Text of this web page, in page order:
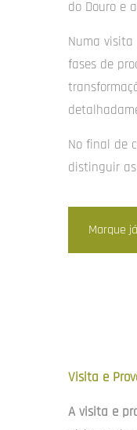
do Douro e
Numa
fases de
No final de
distinguir
Marque
Visita e
A visita e